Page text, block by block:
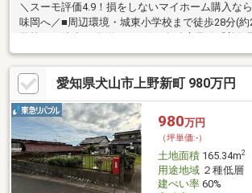
＼スーモ評価4.9！損をしないマイホーム購入な
味岡へ／■周辺環境・城東小学校まで徒歩28分(約
分(約670m)■来店対応に自信あり！常にスタッフ
ため、突然のご来店でもご対応が可能です！お
ろしい時間で、お気軽にご来店くださいませ♪■資
せください！住宅ローン等難しいお金の話は当
い♪経験豊富なスタッフがご契約後もしっかりと
す！
愛知県犬山市上野新町 980万円
980万円
（坪単価:-）
土地面積165.34m2
用途地域２種低層
建ぺい率60%